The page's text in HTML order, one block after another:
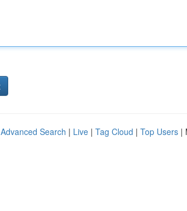
Advanced Search | Live | Tag Cloud | Top Users |